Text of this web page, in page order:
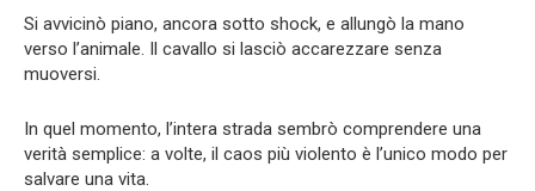
Si avvicinò piano, ancora sotto shock, e allungò la mano
verso l’animale. Il cavallo si lasciò accarezzare senza
muoversi.
In quel momento, l’intera strada sembrò comprendere una
verità semplice: a volte, il caos più violento è l’unico modo per
salvare una vita.